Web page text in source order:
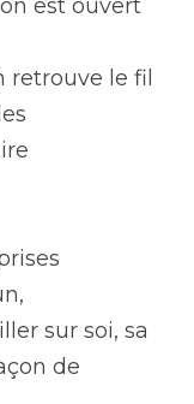
est ouvert
retrouve le fil
sur soi, sa
de